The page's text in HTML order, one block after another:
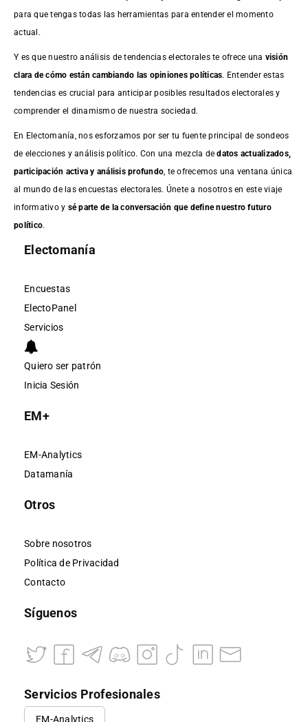
para que tengas todas las herramientas para entender el momento
actual.
Y es que nuestro análisis de tendencias electorales te ofrece una visión
clara de cómo están cambiando las opiniones políticas. Entender estas
tendencias es crucial para anticipar posibles resultados electorales y
comprender el dinamismo de nuestra sociedad.
En Electomanía, nos esforzamos por ser tu fuente principal de sondeos
de elecciones y análisis político. Con una mezcla dedatos actualizados,
participación activa y análisis profundo , te ofrecemos una ventana única
al mundo de las encuestas electorales. Únete a nosotros en este viaje
informativo y sé parte de la conversación que define nuestro futuro
político.
Electomanía
Encuestas
ElectoPanel
Servicios
Quiero ser patrón
Inicia Sesión
EM+
EM-Analytics
Datamanía
Otros
Sobre nosotros
Política de Privacidad
Contacto
Síguenos
Servicios Profesionales
EM-Analytics